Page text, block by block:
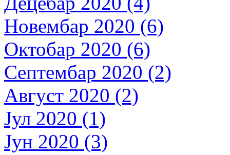
Новембар 2020 (6)
Октобар 2020 (6)
Септембар 2020 (2)
Август 2020 (2)
Јул 2020 (1)
Јун 2020 (3)